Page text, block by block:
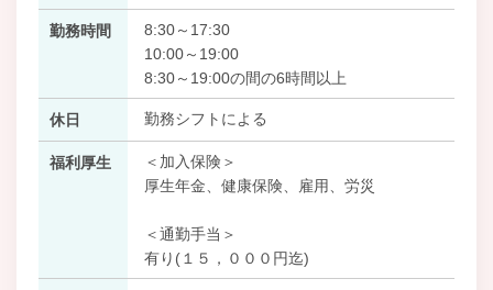
勤務時間
8:30～17:30
10:00～19:00
8:30～19:00の間の6時間以上
休日 勤務シフトによる
福利厚生
＜加入保険＞
厚生年金、健康保険、雇用、労災
＜通勤手当＞
有り(１５，０００円迄)